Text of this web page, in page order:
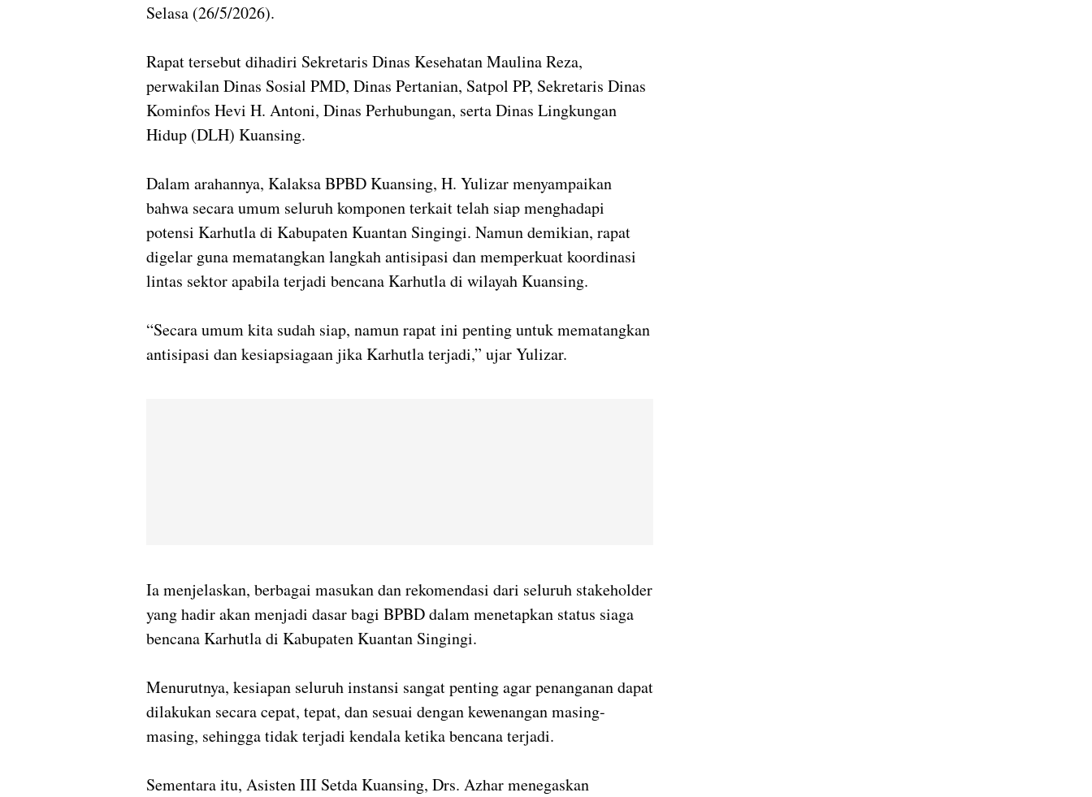
Selasa (26/5/2026).
Rapat tersebut dihadiri Sekretaris Dinas Kesehatan Maulina Reza,
perwakilan Dinas Sosial PMD, Dinas Pertanian, Satpol PP, Sekretaris Dinas
Kominfos Hevi H. Antoni, Dinas Perhubungan, serta Dinas Lingkungan
Hidup (DLH) Kuansing.
Dalam arahannya, Kalaksa BPBD Kuansing, H. Yulizar menyampaikan
bahwa secara umum seluruh komponen terkait telah siap menghadapi
potensi Karhutla di Kabupaten Kuantan Singingi. Namun demikian, rapat
digelar guna mematangkan langkah antisipasi dan memperkuat koordinasi
lintas sektor apabila terjadi bencana Karhutla di wilayah Kuansing.
“Secara umum kita sudah siap, namun rapat ini penting untuk mematangkan
antisipasi dan kesiapsiagaan jika Karhutla terjadi,” ujar Yulizar.
Ia menjelaskan, berbagai masukan dan rekomendasi dari seluruh stakeholder
yang hadir akan menjadi dasar bagi BPBD dalam menetapkan status siaga
bencana Karhutla di Kabupaten Kuantan Singingi.
Menurutnya, kesiapan seluruh instansi sangat penting agar penanganan dapat
dilakukan secara cepat, tepat, dan sesuai dengan kewenangan masing-
masing, sehingga tidak terjadi kendala ketika bencana terjadi.
Sementara itu, Asisten III Setda Kuansing, Drs. Azhar menegaskan